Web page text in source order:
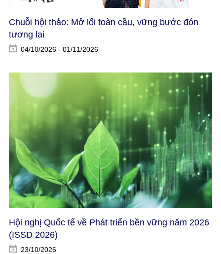
Chuỗi hội thảo: Mở lối toàn cầu, vững bước đón
tương lai
04/10/2026 - 01/11/2026
Hội nghị Quốc tế về Phát triển bền vững năm 2026
(ISSD 2026)​
23/10/2026